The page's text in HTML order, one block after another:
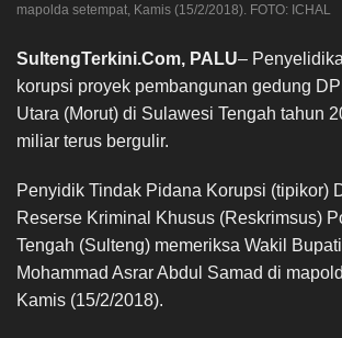
mapolda setempat, Kamis (15/2/2018). FOTO: ICHAL
SultengTerkini.Com, PALU–
korupsi proyek pembangunan gedung
Utara (Morut) di Sulawesi Tengah tahun
miliar terus bergulir.
Penyidik Tindak Pidana Korupsi (tipikor)
Reserse Kriminal Khusus (Reskrimsus)
Tengah (Sulteng) memeriksa Wakil
Mohammad Asrar Abdul Samad di
Kamis (15/2/2018).